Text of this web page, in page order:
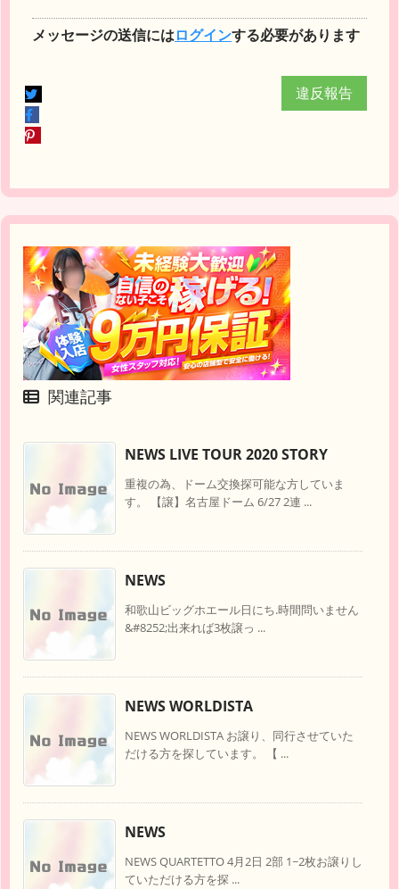
メッセージの送信にはログインする必要があります
違反報告
関連記事
NEWS LIVE TOUR 2020 STORY
重複の為、ドーム交換探可能な方していま
す。 【譲】名古屋ドーム 6/27 2連 ...
NEWS
和歌山ビッグホエール日にち.時間問いません
&#8252;出来れば3枚譲っ ...
NEWS WORLDISTA
NEWS WORLDISTA お譲り、同行させていた
だける方を探しています。 【 ...
NEWS
NEWS QUARTETTO 4月2日 2部 1~2枚お譲りし
ていただける方を探 ...